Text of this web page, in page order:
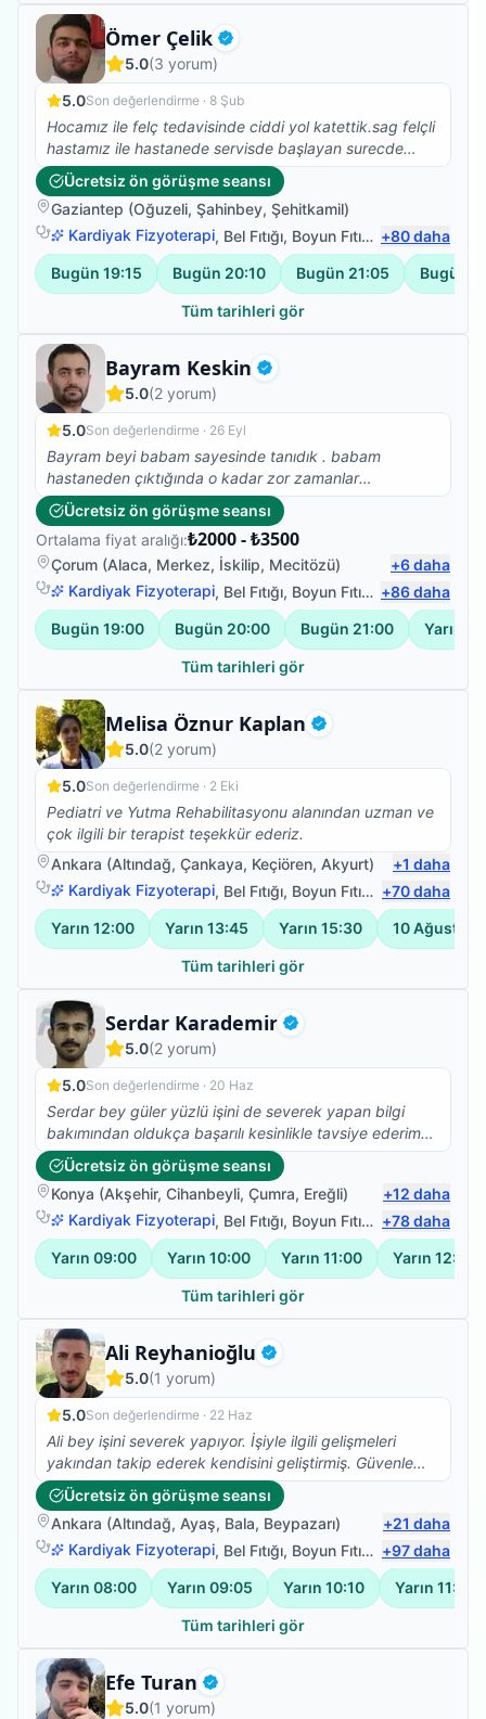
Ömer Çelik Doğrulanmış
Uzman Fizyoterapist
5.0(3 yorum)
5.0Son değerlendirme · 8 Şub
Hocamız ile felç tedavisinde ciddi yol katettik.sag felçli
hastamız ile hastanede servisde başlayan surecde
şuan ayakda duruyoruz süreç uzun ve sancılı hocamız
gereken plan programı bize özel yapıyor teşekkür
ederiz
Ücretsiz ön görüşme seansı
Gaziantep (Oğuzeli, Şahinbey, Şehitkamil)
Kardiyak Fizyoterapi, Bel Fıtığı, Boyun Fıtığı ,Omuz Bağ
+80daha
Bugün 19:15 Bugün 20:10 Bugün 21:05 Bugün
Tüm tarihleri gör
Bayram Keskin Doğrulanmış
Fizyoterapist
5.0(2 yorum)
5.0Son değerlendirme · 26 Eyl
Bayram beyi babam sayesinde tanıdık . babam
hastaneden çıktığında o kadar zor zamanlar
geçiriyordu ki sol tarafı hissizdi oturamıyordu.
trakeostomisi vardı ve nefes almada zorlanıyordu.
Bayram bey'e ne kadar teşekkür etsek az. Uyguladığı
fizik tedavi ve nefes terapileri ile babam kısa sürede
ayaklandı üstelik bir hastaya nasıl moral verileceğini iyi
biliyor. Çok memnun kaldık sonsuz minnettarız
Ücretsiz ön görüşme seansı
Ortalama fiyat aralığı:₺2000 - ₺3500
Çorum (Alaca, Merkez, İskilip, Mecitözü) +6daha
Kardiyak Fizyoterapi, Bel Fıtığı, Boyun Fıtığı ,Omuz Bağ
+86daha
Bugün 19:00 Bugün 20:00 Bugün 21:00 Yarın
Tüm tarihleri gör
Melisa Öznur Kaplan Doğrulanmış
Fizyoterapist
5.0(2 yorum)
5.0Son değerlendirme · 2 Eki
Pediatri ve Yutma Rehabilitasyonu alanından uzman ve
çok ilgili bir terapist teşekkür ederiz.
Ankara (Altındağ, Çankaya, Keçiören, Akyurt) +1 daha
Kardiyak Fizyoterapi, Bel Fıtığı, Boyun Fıtığı Omuz Bağ
+70daha
Yarın 12:00 Yarın 13:45 Yarın 15:30 10 Ağustos
Tüm tarihleri gör
Serdar Karademir Doğrulanmış
Fizyoterapist
5.0(2 yorum)
5.0Son değerlendirme · 20 Haz
Serdar bey güler yüzlü işini de severek yapan bilgi
bakımından oldukça başarılı kesinlikle tavsiye ederim
felçli babamı çok kısa sürede hareket ettirmeye başladı
emeklerinden dolayı teşekkür ederim
Ücretsiz ön görüşme seansı
Konya (Akşehir, Cihanbeyli, Çumra, Ereğli) +12 daha
Kardiyak Fizyoterapi, Bel Fıtığı, Boyun Fıtığı Omuz Bağ
+78daha
Yarın 09:00 Yarın 10:00 Yarın 11:00 Yarın 12:00
Tüm tarihleri gör
Ali Reyhanioğlu Doğrulanmış
Uzman Fizyoterapist
5.0(1 yorum)
5.0Son değerlendirme · 22 Haz
Ali bey işini severek yapıyor. İşiyle ilgili gelişmeleri
yakından takip ederek kendisini geliştirmiş. Güvenle
tedavi olabilirsiniz. Ben memnun kaldım.
Ücretsiz ön görüşme seansı
Ankara (Altındağ, Ayaş, Bala, Beypazarı) +21 daha
Kardiyak Fizyoterapi, Bel Fıtığı, Boyun Fıtığı Omuz Bağ
+97daha
Yarın 08:00 Yarın 09:05 Yarın 10:10 Yarın 11:15
Tüm tarihleri gör
Efe Turan Doğrulanmış
Fizyoterapist
5.0(1 yorum)